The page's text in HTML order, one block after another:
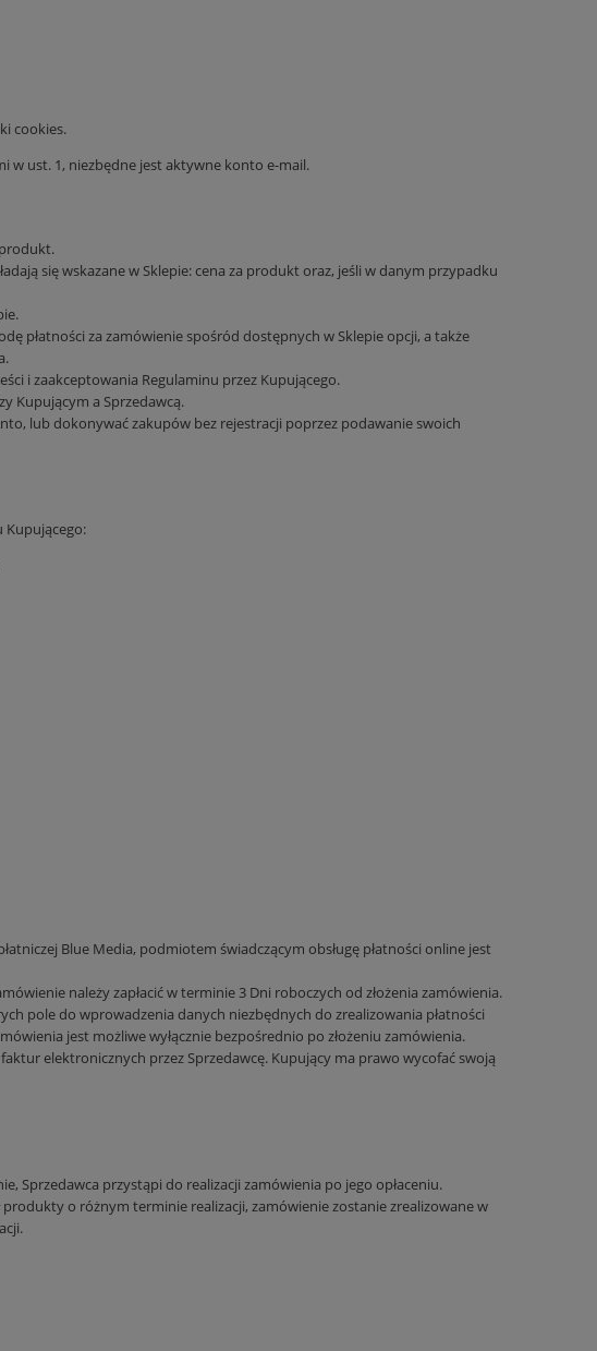
cookies.
w ust. 1, niezbędne jest aktywne konto e-mail.
się wskazane w Sklepie: cena za produkt oraz, jeśli w danym przypadku
płatności za zamówienie spośród dostępnych w Sklepie opcji, a także
i zaakceptowania Regulaminu przez Kupującego.
Kupującym a Sprzedawcą.
lub dokonywać zakupów bez rejestracji poprzez podawanie swoich
Kupującego:
Blue Media, podmiotem świadczącym obsługę płatności online jest
należy zapłacić w terminie 3 Dni roboczych od złożenia zamówienia.
pole do wprowadzenia danych niezbędnych do zrealizowania płatności
jest możliwe wyłącznie bezpośrednio po złożeniu zamówienia.
elektronicznych przez Sprzedawcę. Kupujący ma prawo wycofać swoją
Sprzedawca przystąpi do realizacji zamówienia po jego opłaceniu.
o różnym terminie realizacji, zamówienie zostanie zrealizowane w